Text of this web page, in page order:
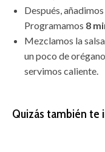
Después,
Programamos 8
Mezclamos la
un poco de
servimos caliente.
Quizás también te